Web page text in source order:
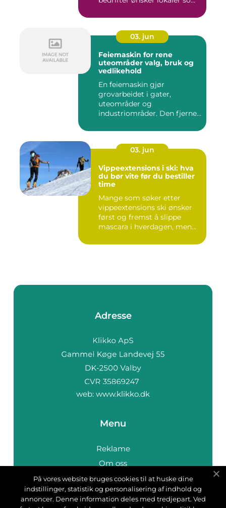
03. jun
Feiemaskin for rene
uteområder valg, bruk og
vedlikehold
En feiemaskin gjør
grovarbeidet i gater,
uteområder og
industriområder. Den fjerner
03. jun
Vippeextensions i ski: hva
du bør vite før du bestiller
time
Mange som søker etter
vippeextensions ski ønsker
først og fremst å slippe
mascara i hverdagen, men
Adresse
web: www.klikko.dk
Menu
Reklame
Om oss
Cookies
Kontakt Oss
På vores website bruges cookies til at huske dine
indstillinger, statistik og personalisering af indhold og
annoncer. Denne information deles med tredjepart. Ved